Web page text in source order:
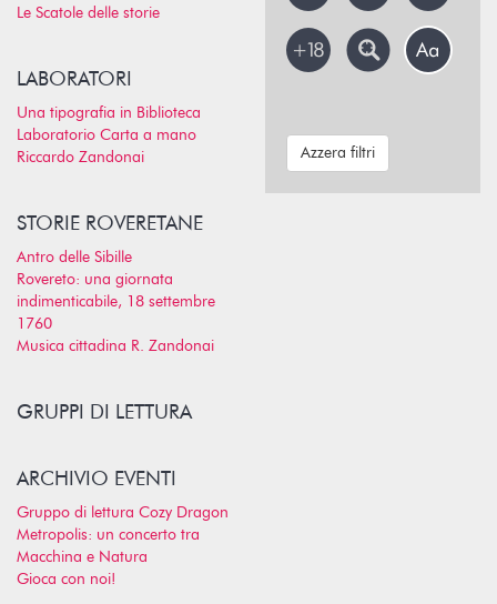
Le Scatole delle storie
LABORATORI
Una tipografia in Biblioteca
Laboratorio Carta a mano
Riccardo Zandonai
STORIE ROVERETANE
Antro delle Sibille
Rovereto: una giornata
indimenticabile, 18 settembre
1760
Musica cittadina R. Zandonai
GRUPPI DI LETTURA
ARCHIVIO EVENTI
Gruppo di lettura Cozy Dragon
Metropolis: un concerto tra
Macchina e Natura
Gioca con noi!
Azzera filtri